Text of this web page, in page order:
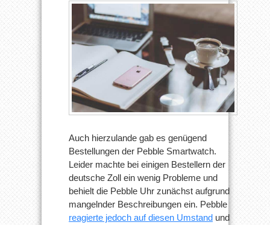
Auch hierzulande gab es genügend
Bestellungen der Pebble Smartwatch.
Leider machte bei einigen Bestellern der
deutsche Zoll ein wenig Probleme und
behielt die Pebble Uhr zunächst aufgrund
mangelnder Beschreibungen ein. Pebble
reagierte jedoch auf diesen Umstand und